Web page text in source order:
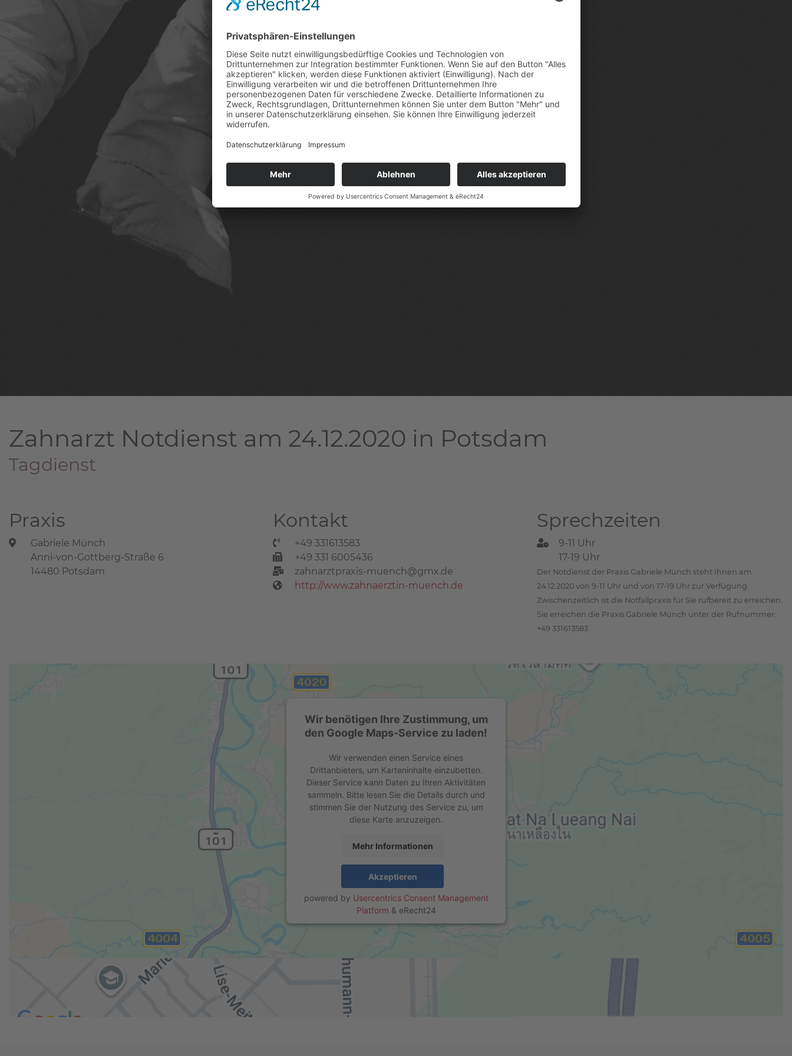
Zahnarzt Notdienst am 24.12.2020 in Potsdam
Tagdienst
Praxis
Gabriele Münch
Anni-von-Gottberg-Straße 6
14480 Potsdam
Kontakt
+49 331613583
+49 331 6005436
zahnarztpraxis-muench@gmx.de
http://www.zahnaerztin-muench.de
Sprechzeiten
9-11 Uhr
17-19 Uhr
Der Notdienst der Praxis Gabriele Münch steht Ihnen am
24.12.2020 von 9-11 Uhr und von 17-19 Uhr zur Verfügung.
Zwischenzeitlich ist die Notfallpraxis für Sie rufbereit zu erreichen.
Sie erreichen die Praxis Gabriele Münch unter der Rufnummer:
+49 331613583
Wir benötigen Ihre Zustimmung, um
den Google Maps-Service zu laden!
Wir verwenden einen Service eines
Drittanbieters, um Karteninhalte einzubetten.
Dieser Service kann Daten zu Ihren Aktivitäten
sammeln. Bitte lesen Sie die Details durch und
stimmen Sie der Nutzung des Service zu, um
diese Karte anzuzeigen.
Mehr Informationen
Akzeptieren
powered by Usercentrics Consent Management
Platform & eRecht24